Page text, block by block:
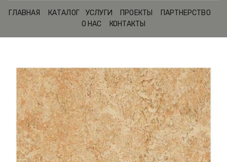
ГЛАВНАЯ КАТАЛОГ УСЛУГИ ПРОЕКТЫ
ПАРТНЕРСТВО
О НАС
КОНТАКТЫ